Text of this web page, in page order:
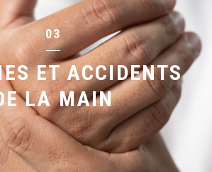
SOS MAIN
03
ET ACCIDENTS
LA MAIN